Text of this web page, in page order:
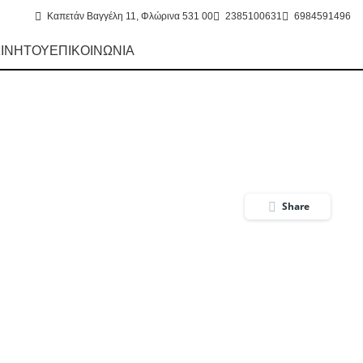
Καπετάν Βαγγέλη 11, Φλώρινα 531 00 2385100631 6984591496
ΕΠΙΚΟΙΝΩΝΙΑ
Share